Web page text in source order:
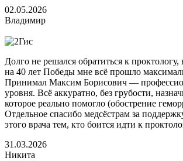
02.05.2026
Владимир
Долго не решался обратиться к
на 40 лет Победы мне всё прошло
Принимал Максим Борисович —
уровня. Всё аккуратно, без грубости,
которое реально помогло (обострение
Отдельное спасибо медсёстрам за
этого врача тем, кто боится идти к
31.03.2026
Никита